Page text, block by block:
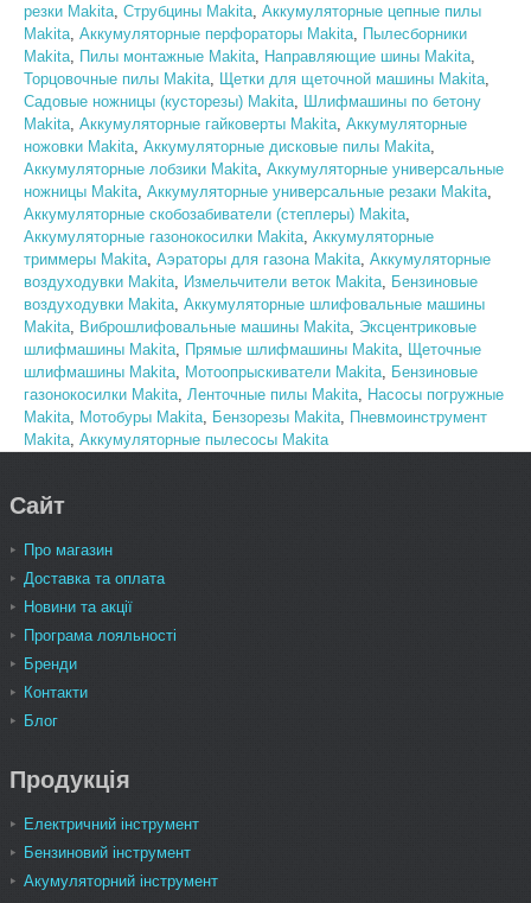
резки Makita, Струбцины Makita, Аккумуляторные цепные пилы
Makita, Аккумуляторные перфораторы Makita, Пылесборники
Makita, Пилы монтажные Makita, Направляющие шины Makita,
Торцовочные пилы Makita, Щетки для щеточной машины Makita,
Садовые ножницы (кусторезы) Makita, Шлифмашины по бетону
Makita, Аккумуляторные гайковерты Makita, Аккумуляторные
ножовки Makita, Аккумуляторные дисковые пилы Makita,
Аккумуляторные лобзики Makita, Аккумуляторные универсальные
ножницы Makita, Аккумуляторные универсальные резаки Makita,
Аккумуляторные скобозабиватели (степлеры) Makita,
Аккумуляторные газонокосилки Makita, Аккумуляторные
триммеры Makita, Аэраторы для газона Makita, Аккумуляторные
воздуходувки Makita, Измельчители веток Makita, Бензиновые
воздуходувки Makita, Аккумуляторные шлифовальные машины
Makita, Виброшлифовальные машины Makita, Эксцентриковые
шлифмашины Makita, Прямые шлифмашины Makita, Щеточные
шлифмашины Makita, Мотоопрыскиватели Makita, Бензиновые
газонокосилки Makita, Ленточные пилы Makita, Насосы погружные
Makita, Мотобуры Makita, Бензорезы Makita, Пневмоинструмент
Makita, Аккумуляторные пылесосы Makita
Сайт
Про магазин
Доставка та оплата
Новини та акції
Програма лояльності
Бренди
Контакти
Блог
Продукція
Електричний інструмент
Бензиновий інструмент
Акумуляторний інструмент